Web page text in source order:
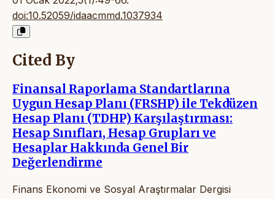
doi:10.52059/idaacmmd.1037934
Cited By
Finansal Raporlama Standartlarına
Uygun Hesap Planı (FRSHP) ile Tekdüzen
Hesap Planı (TDHP) Karşılaştırması:
Hesap Sınıfları, Hesap Grupları ve
Hesaplar Hakkında Genel Bir
Değerlendirme
Finans Ekonomi ve Sosyal Araştırmalar Dergisi